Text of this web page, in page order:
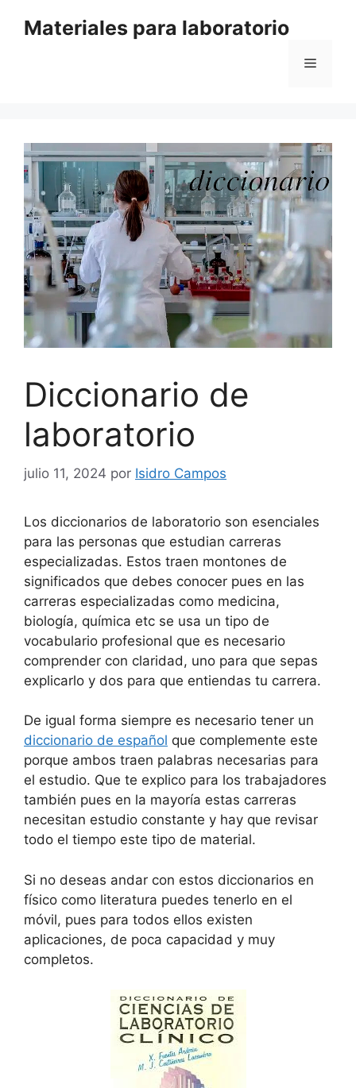
Materiales para laboratorio
Menú
Diccionario de
laboratorio
julio 11, 2024 por Isidro Campos
Los diccionarios de laboratorio son esenciales
para las personas que estudian carreras
especializadas. Estos traen montones de
significados que debes conocer pues en las
carreras especializadas como medicina,
biología, química etc se usa un tipo de
vocabulario profesional que es necesario
comprender con claridad, uno para que sepas
explicarlo y dos para que entiendas tu carrera.
De igual forma siempre es necesario tener un
diccionario de español que complemente este
porque ambos traen palabras necesarias para
el estudio. Que te explico para los trabajadores
también pues en la mayoría estas carreras
necesitan estudio constante y hay que revisar
todo el tiempo este tipo de material.
Si no deseas andar con estos diccionarios en
físico como literatura puedes tenerlo en el
móvil, pues para todos ellos existen
aplicaciones, de poca capacidad y muy
completos.